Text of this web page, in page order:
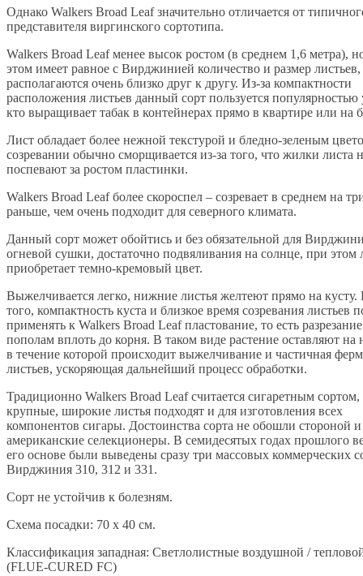
Однако Walkers Broad Leaf значительно отличается от
представителя виргинского сортотипа.
Walkers Broad Leaf менее высок ростом (в среднем 1,6 метра),
этом имеет равное с Вирджинией количество и размер
располагаются очень близко друг к другу. Из-за компактности
расположения листьев данный сорт пользуется популярностью
кто выращивает табак в контейнерах прямо в квартире или на
Лист обладает более нежной текстурой и бледно-зеленым
созревании обычно сморщивается из-за того, что жилки листа
поспевают за ростом пластинки.
Walkers Broad Leaf более скороспел – созревает в среднем на
раньше, чем очень подходит для северного климата.
Данный сорт может обойтись и без обязательной для
огневой сушки, достаточно подвяливания на солнце, при этом
приобретает темно-кремовый цвет.
Выжелчивается легко, нижние листья желтеют прямо на кусту.
того, компактность куста и близкое время созревания листьев
применять к Walkers Broad Leaf пластование, то есть
пополам вплоть до корня. В таком виде растение оставляют на
в течение которой происходит выжелчивание и частичная
листьев, ускоряющая дальнейший процесс обработки.
Традиционно Walkers Broad Leaf считается сигаретным сортом,
крупные, широкие листья подходят и для изготовления всех
компонентов сигары. Достоинства сорта не обошли стороной и
американские селекционеры. В семидесятых годах прошлого
его основе были выведены сразу три массовых коммерческих
Вирджиния 310, 312 и 331.
Сорт не устойчив к болезням.
Схема посадки: 70 х 40 см.
Классификация западная: Светлолистные воздушной /
(FLUE-CURED FC)